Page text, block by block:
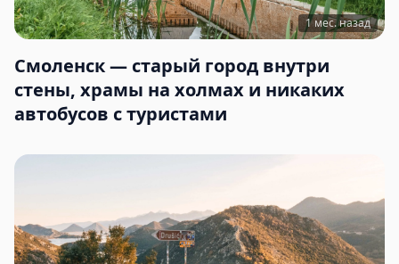
1 мес. назад
Смоленск — старый город внутри
стены, храмы на холмах и никаких
автобусов с туристами